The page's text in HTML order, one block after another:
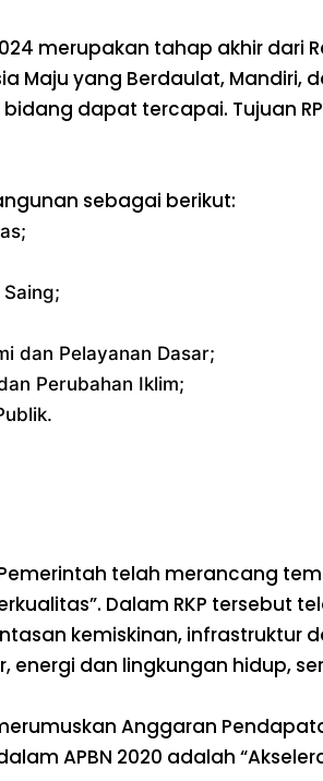
merupakan tahap akhir dari
Maju yang Berdaulat,
dapat tercapai. Tujuan
sebagai berikut:
dan Pelayanan Dasar;
Perubahan Iklim;
telah merancang
Dalam RKP tersebut
kemiskinan, infrastruktur
energi dan lingkungan hidup,
Anggaran
APBN 2020 adalah